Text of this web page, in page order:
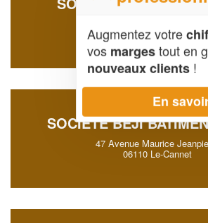
06110 Le-Cannet
SOCIÉTÉ BEJI
47 Avenue Maurice
06110 Le-Cannet
Augmentez votre
vos margestout en
nouveaux clients !
En